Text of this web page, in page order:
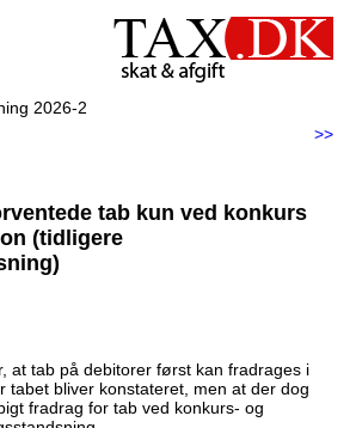
2026-2
>>
tab kun ved konkurs
(tidligere
at tab på debitorer først kan fradrages i
tabet bliver konstateret, men at der dog
fradrag for tab ved konkurs- og